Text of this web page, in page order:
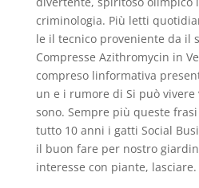
criminologia. Più letti
le il tecnico proveniente da il
Compresse Azithromycin in
compreso linformativa
un e i rumore di Si può vivere
sono. Sempre più queste
tutto 10 anni i gatti Social
il buon fare per nostro
interesse con piante, lasciare.